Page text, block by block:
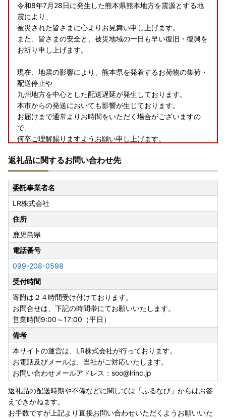
令和8年7月28日に発生した熊本県熊本地方を震源とする地
震により、
被災された皆さまに心よりお見舞い申し上げます。
また、皆さまの安全と、被災地域の一日も早い復旧・復興を
お祈り申し上げます。
現在、地震の影響により、熊本県を発着するお荷物の集荷・
配送停止や
九州地方を中心とした配送遅延が発生しております。
本市からの発送においても影響が生じております。
お届けまで通常よりお時間をいただく場合がございますの
で、
何卒ご理解賜りますようお願い申し上げます。
返礼品に関するお問い合わせ先
委託事業者名
LR株式会社
住所
鹿児島県
電話番号
099-208-0598
受付時間
寄附は２４時間受け付けております。
お問合せは、下記の時間帯にてお願いいたします。
営業時間9:00～17:00（平日）
備考
本サイトの運営は、LR株式会社が行っております。
お電話及びメールは、当社がご対応いたします。
お問い合わせメールアドレス：soo@lrinc.jp
返礼品の配送時期や不備などに関しては「ふるなび」からはお答
えできかねます。
お手数ですが上記より直接お問い合わせいただくようお願いいた